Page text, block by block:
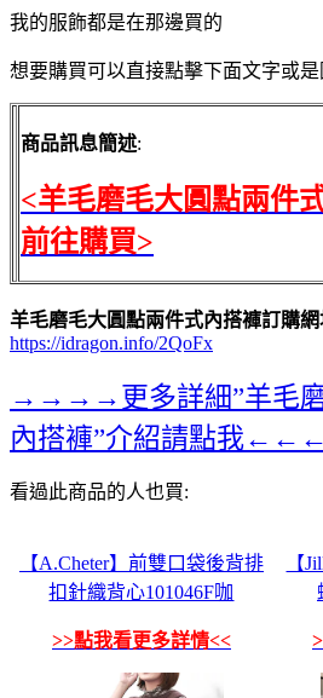
我的服飾都是在那邊買的
想要購買可以直接點擊下面文字或
商品訊息簡述:
<羊毛磨毛大圓點兩件
前往購買>
羊毛磨毛大圓點兩件式內搭褲訂購網
https://idragon.info/2QoFx
→→→→更多詳細”羊毛磨
內搭褲”介紹請點我
看過此商品的人也買:
【A.Cheter】前雙口袋後背排
扣針織背心101046F咖
>>點我看更多詳情<<
【